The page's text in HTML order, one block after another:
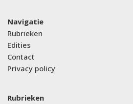
Navigatie
Rubrieken
Edities
Contact
Privacy policy
Rubrieken